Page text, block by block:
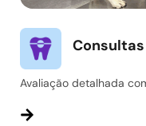
Avaliação detalhada